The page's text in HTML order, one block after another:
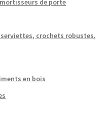
de porte
crochets robustes,
en bois